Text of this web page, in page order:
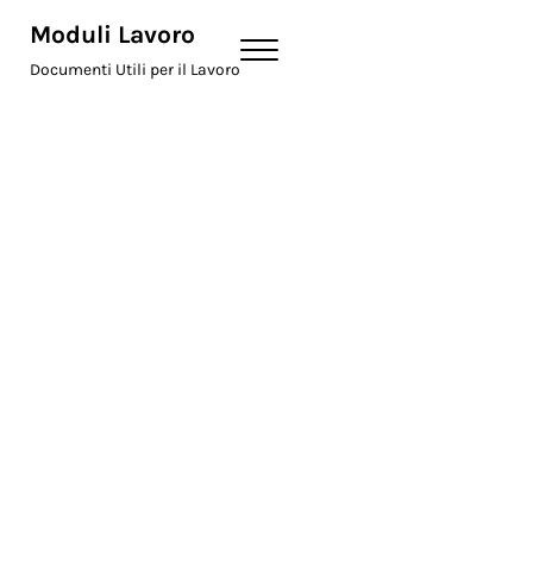
Moduli Lavoro
Documenti Utili per il Lavoro
Menu